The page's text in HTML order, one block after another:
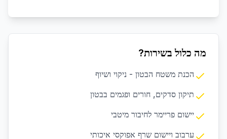
מה כלול בשירות?
הכנת משטח הבטון - ניקוי ושיוף
תיקון סדקים, חורים ופגמים בבטון
יישום פריימר לחיבור מיטבי
ערבוב ויישום שרף אפוקסי איכותי